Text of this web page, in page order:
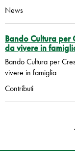
News
Bando Cultura per
da vivere in
Bando Cultura per
vivere in famiglia
Contributi